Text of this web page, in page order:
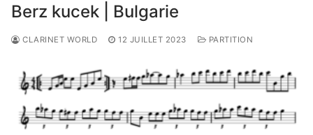
Berz kucek | Bulgarie
CLARINET WORLD 12 JUILLET 2023 PARTITION